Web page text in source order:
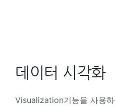
데이터 시각화
Visualization기능을 사용